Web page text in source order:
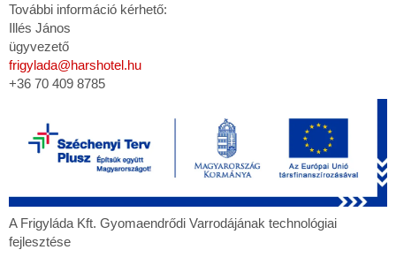
További információ kérhető:
Illés János
ügyvezető
frigylada@harshotel.hu
+36 70 409 8785
A
Frigyláda
Kft.
A Frigyláda Kft. Gyomaendrődi Varrodájának technológiai
fejlesztése